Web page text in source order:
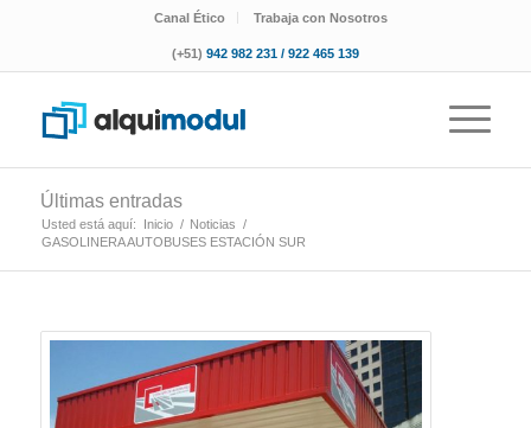
Canal Ético Trabaja con Nosotros
(+51) 942 982 231 / 922 465 139
Últimas entradas
Usted está aquí: Inicio / Noticias /
GASOLINERA AUTOBUSES ESTACIÓN SUR